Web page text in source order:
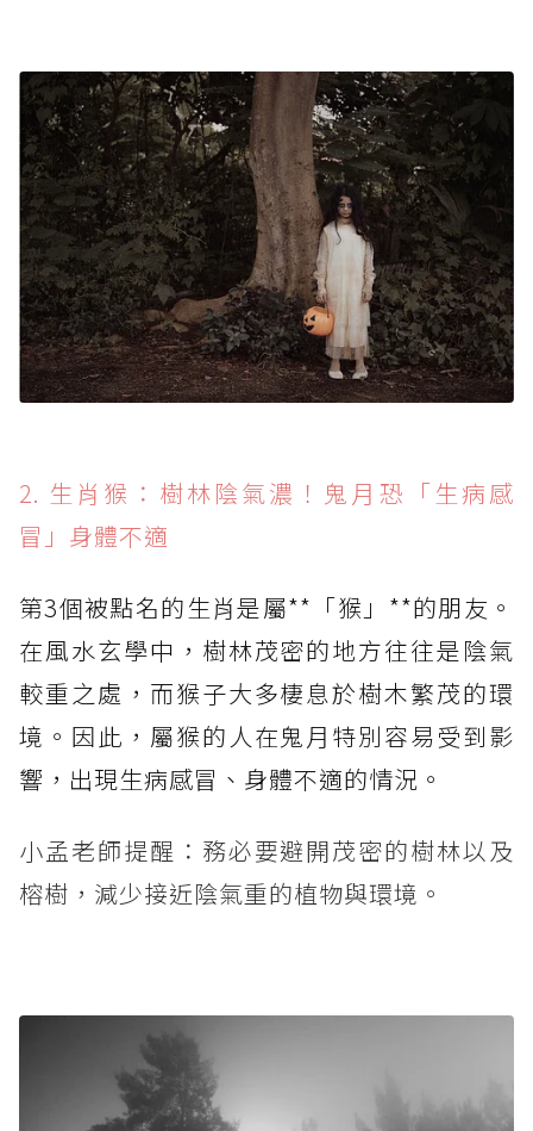
2. 生肖猴：樹林陰氣濃！鬼月恐「生病感
冒」身體不適
第3個被點名的生肖是屬**「猴」**的朋友。
在風水玄學中，樹林茂密的地方往往是陰氣
較重之處，而猴子大多棲息於樹木繁茂的環
境。因此，屬猴的人在鬼月特別容易受到影
響，出現生病感冒、身體不適的情況。
小孟老師提醒：務必要避開茂密的樹林以及
榕樹，減少接近陰氣重的植物與環境。